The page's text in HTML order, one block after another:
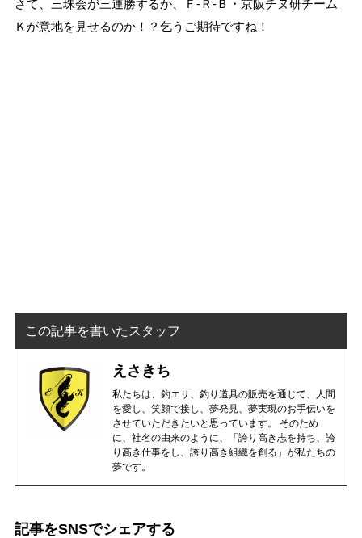
さて、三珠会が三連勝するか、Ｆ-Ｒ-Ｂ・京阪チヌ研チーム
Ｋが意地を見せるのか！？乞うご期待ですね！
この記事を書いたスタッフ
えさきち
私たちは、釣エサ、釣り道具の販売を通じて、人間
を愛し、笑顔で接し、夢発見、夢実現のお手伝いを
させていただきたいと思っています。 そのため
に、社名の由来のように、「誇り高き志を持ち、誇
り高き仕事をし、誇り高き組織を創る」が私たちの
夢です。
記事をSNSでシェアする